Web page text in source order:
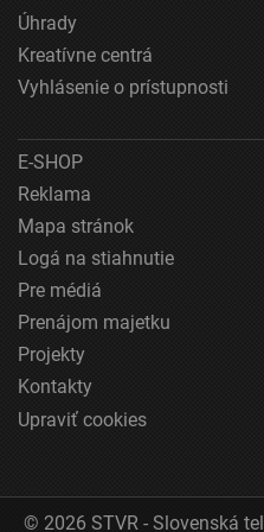
Pochopiť cieľové skupiny na
alebo spájania údajov z
Použitie obmedzených údajov
Špeciálne funkcie IAB:
Používanie presných údajov
polohe
Identifikácia zariadení na
vyžiadaných informácií
Účely spracovania, ktoré nie sú v
Nevyhnutné
Funkčné
Úhrady
Kreatívne centrá
Vyhlásenie o prístupnosti
E-SHOP
Reklama
Mapa stránok
Logá na stiahnutie
Pre médiá
Prenájom majetku
Projekty
Kontakty
Upraviť cookies
© 2026 STVR - Slovenská